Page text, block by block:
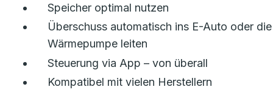
Speicher optimal nutzen
Überschuss automatisch ins E-Auto oder die
Wärmepumpe leiten
Steuerung via App – von überall
Kompatibel mit vielen Herstellern